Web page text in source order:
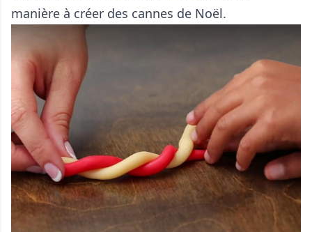
manière à créer des cannes de Noël.